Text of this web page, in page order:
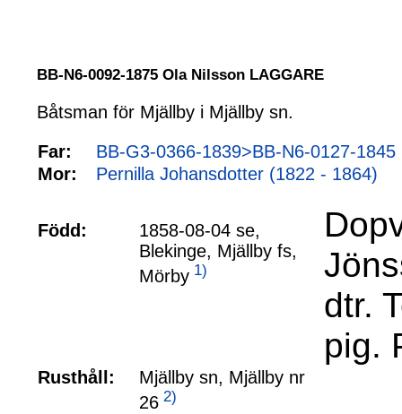
BB-N6-0092-1875 Ola Nilsson LAGGARE
Båtsman för Mjällby i Mjällby sn.
Far:
BB-G3-0366-1839>BB-N6-0127-
Mor:
Pernilla Johansdotter (1822 - 1864)
Född:
1858-08-04 se,
Blekinge, Mjällby fs,
Mörby 1)
dtr.
pig.
Rusthåll:
Mjällby sn, Mjällby nr
26 2)